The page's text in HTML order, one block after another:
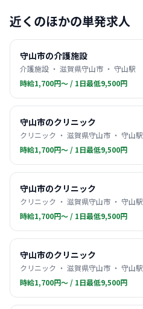
近くのほかの単発求人
守山市の介護施設
介護施設 ・ 滋賀県守山市 ・ 守山駅
時給1,700円〜 / 1日最低9,500円
守山市のクリニック
クリニック ・ 滋賀県守山市 ・ 守山駅
時給1,700円〜 / 1日最低9,500円
守山市のクリニック
クリニック ・ 滋賀県守山市 ・ 守山駅
時給1,700円〜 / 1日最低9,500円
守山市のクリニック
クリニック ・ 滋賀県守山市 ・ 守山駅
時給1,700円〜 / 1日最低9,500円